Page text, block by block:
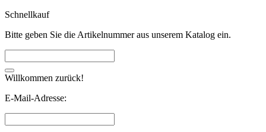
Schnellkauf
Bitte geben Sie die Artikelnummer aus unserem Katalog ein.
Willkommen zurück!
E-Mail-Adresse: